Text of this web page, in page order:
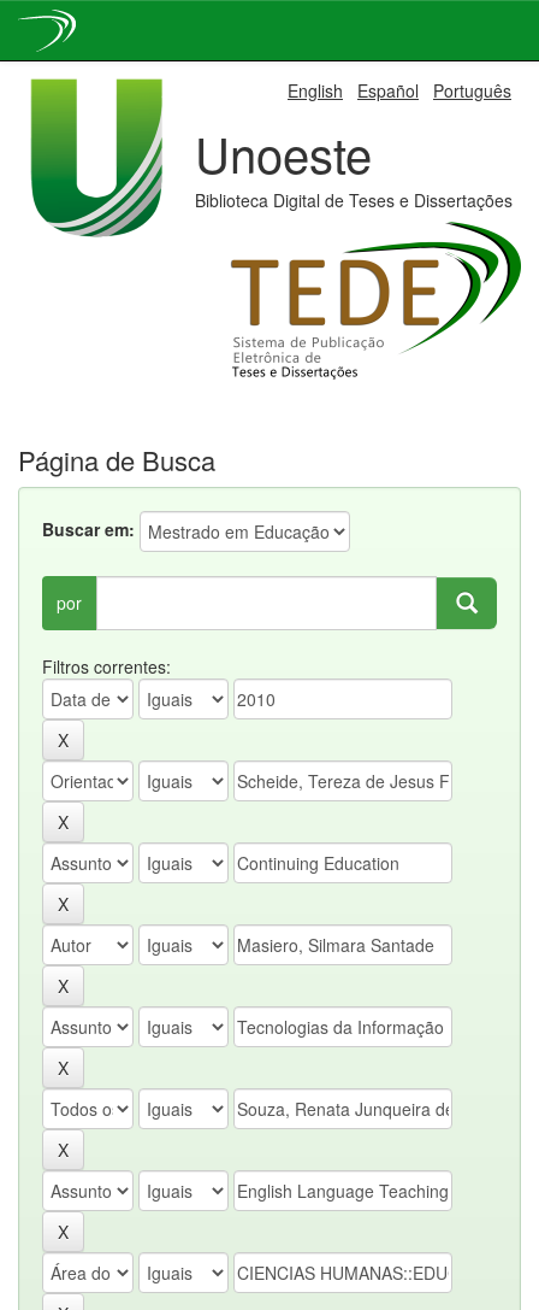
English Español Português
Unoeste
Biblioteca Digital de Teses e Dissertações
Página de Busca
Buscar em:
por
Filtros correntes: